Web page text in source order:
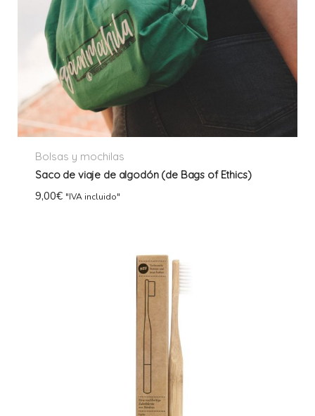
Bolsas y mochilas
Saco de viaje de algodón (de Bags of Ethics)
9,00€ "IVA incluido"